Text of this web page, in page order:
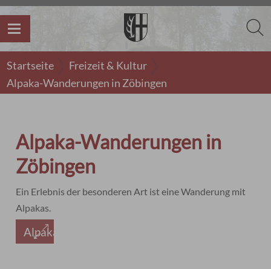
Startseite
Freizeit & Kultur
Alpaka-Wanderungen in Zöbingen
Alpaka-Wanderungen in
Zöbingen
Ein Erlebnis der besonderen Art ist eine Wanderung mit
Alpakas.
Alpakas